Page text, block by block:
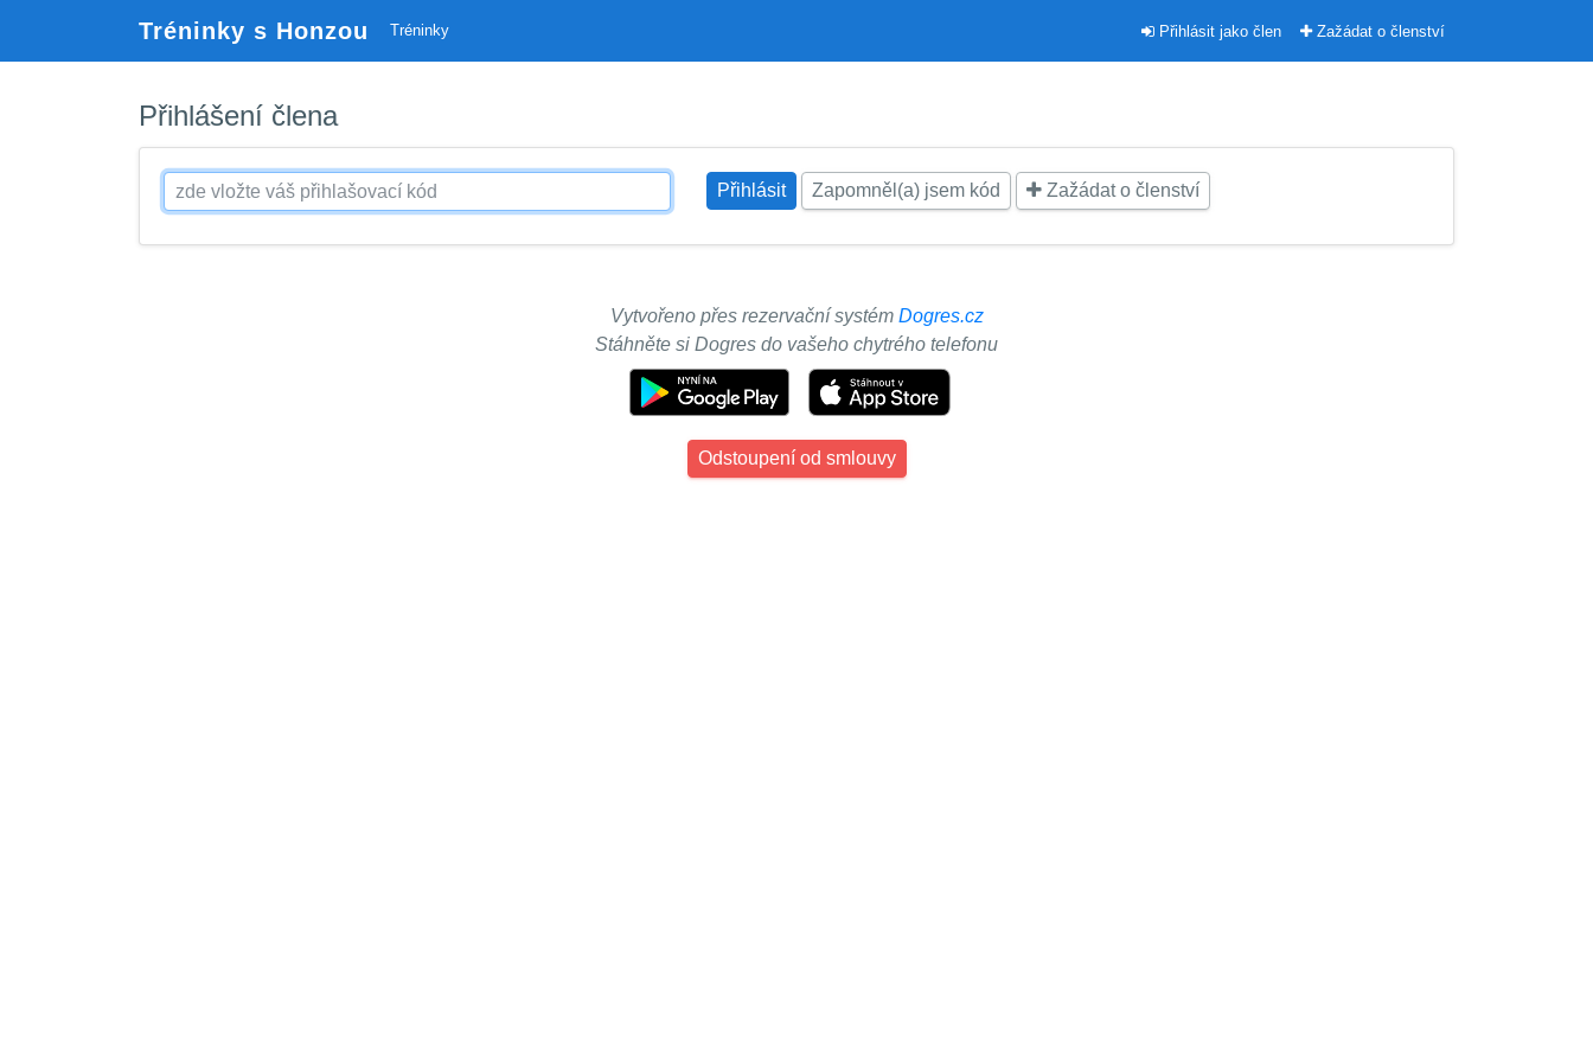
Tréninky s Honzou Tréninky Přihlásit jako člen Zažádat o členství
Přihlášení člena
Zapomněl(a) jsem kód Zažádat o členství
Vytvořeno přes rezervační systém Dogres.cz
Stáhněte si Dogres do vašeho chytrého telefonu
Odstoupení od smlouvy